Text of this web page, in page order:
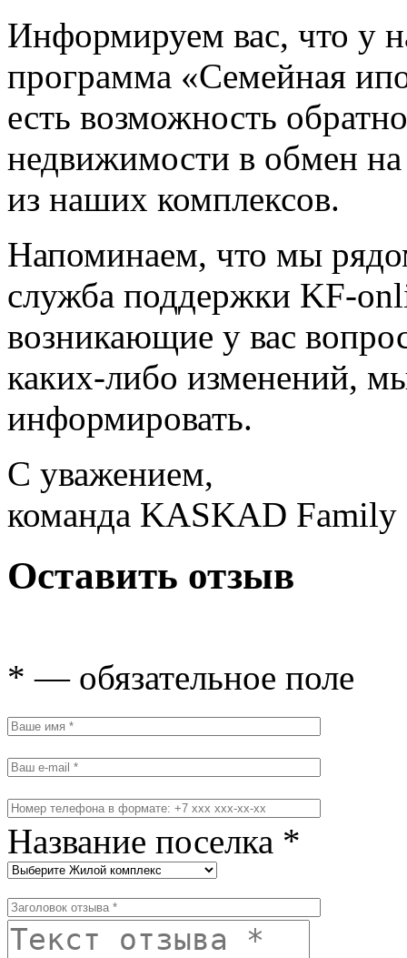
Информируем вас, что у
программа «Семейная
есть возможность
недвижимости в обмен
из наших комплексов.
Напоминаем, что мы
служба поддержки KF-
возникающие у вас
каких-либо изменений,
информировать.
С уважением,
команда KASKAD Family
Оставить отзыв
* — обязательное поле
Название поселка *